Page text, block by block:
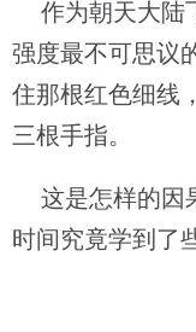
作为朝天大陆
强度最不可思议
住那根红色细线
三根手指。
这是怎样的因
时间究竟学到了